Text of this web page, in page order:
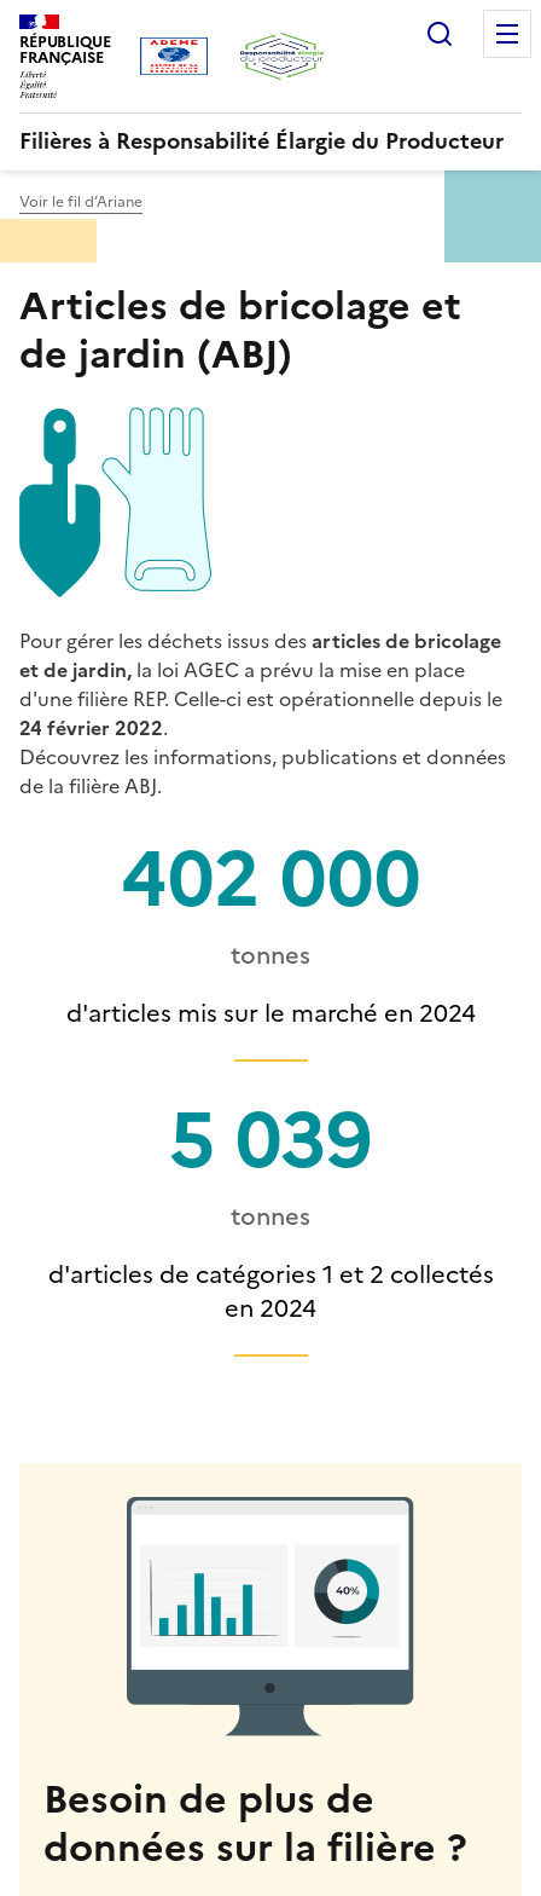
Aller
au
contenu
principal
RÉPUBLIQUE
FRANÇAISE
Filières à Responsabilité Élargie du Producteur
Voir le fil d’Ariane
Menu
ORRR
Articles de bricolage et
de jardin (ABJ)
Pour gérer les déchets issus desarticles de bricolage
et de jardin, la loi AGEC a prévu la mise en place
d'une filière REP. Celle-ci est opérationnelle depuis le
24 février 2022.
Découvrez les informations, publications et données
de la filière ABJ.
402 000
tonnes
d'articles mis sur le marché en 2024
5 039
tonnes
d'articles de catégories 1 et 2 collectés
en 2024
Besoin de plus de
données sur la filière ?
Gestion des cookies